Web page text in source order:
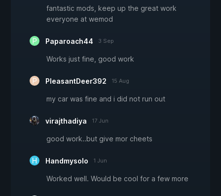
fantastic mods, keep up the great work
everyone at wemod
Paparoach44 3 Sep
Works just fine, good work
PleasantDeer392 15 Aug
my car was fine and i did not run out
virajthadiya 17 Jun
good work..but give mor cheets
Handmysolo 1 Jun
Worked well. Would be cool for a few more